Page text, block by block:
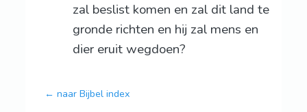
zal beslist komen en zal dit land te
gronde richten en hij zal mens en
dier eruit wegdoen?
← naar Bijbel index